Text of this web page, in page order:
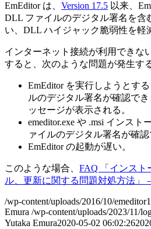
EmEditor は、 Version 17.5 以来、
DLL ファイルのデジタル署名を含
い、DLL ハイジャック脆弱性を軽
インターネット接続が利用できな
すると、次のような問題が発生す
EmEditor を実行しようとす
ルのデジタル署名が確認で
ッセージが表示される。
emeditor.exe や .msi インスト
ァイルのデジタル署名が確認
EmEditor の起動が遅い。
このような場合、 FAQ 「インスト
ル、更新に関する問題対処方法」
/wp-content/uploads/2016/10/
Emura /wp-content/uploads/2023/11/
Yutaka Emura2020-05-02 06:02:26